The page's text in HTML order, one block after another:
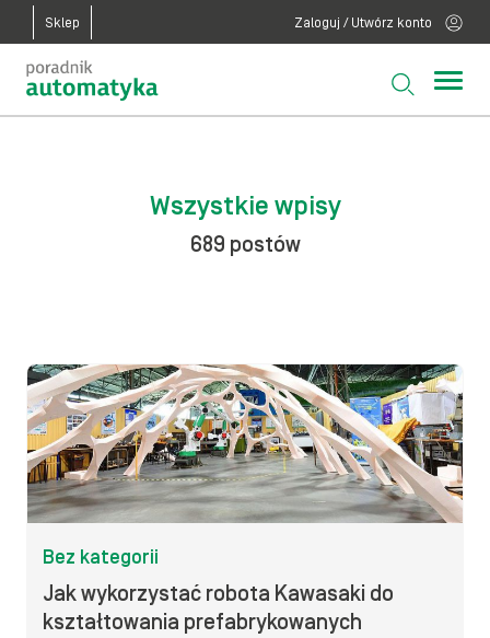
Sklep Zaloguj / Utwórz konto
Wszystkie wpisy
689 postów
Bez kategorii
Jak wykorzystać robota Kawasaki do
kształtowania prefabrykowanych